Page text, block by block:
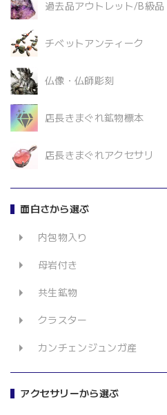
過去品アウトレット/B級品
チベットアンティーク
仏像・仏師彫刻
店長きまぐれ鉱物標本
店長きまぐれアクセサリ
面白さから選ぶ
内包物入り
母岩付き
共生鉱物
クラスター
カンチェンジュンガ産
アクセサリーから選ぶ